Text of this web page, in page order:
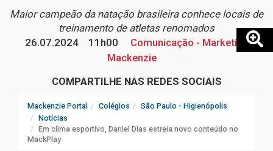
Maior campeão da natação brasileira conhece locais de
treinamento de atletas renomados
26.07.2024
11h00
Comunicação - Marketing
Mackenzie
COMPARTILHE NAS REDES SOCIAIS
Mackenzie Portal Colégios
São Paulo - Higienópolis
Notícias
Em clima esportivo, Daniel Dias estreia novo conteúdo no
MackPlay